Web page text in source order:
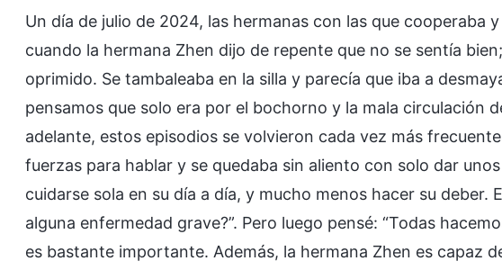
Un día de julio de 2024, las hermanas con las que cooperaba
cuando la hermana Zhen dijo de repente que no se sentía
oprimido. Se tambaleaba en la silla y parecía que iba a
pensamos que solo era por el bochorno y la mala circulación
adelante, estos episodios se volvieron cada vez más
fuerzas para hablar y se quedaba sin aliento con solo dar
cuidarse sola en su día a día, y mucho menos hacer su deber.
alguna enfermedad grave?”. Pero luego pensé: “Todas
es bastante importante. Además, la hermana Zhen es capaz